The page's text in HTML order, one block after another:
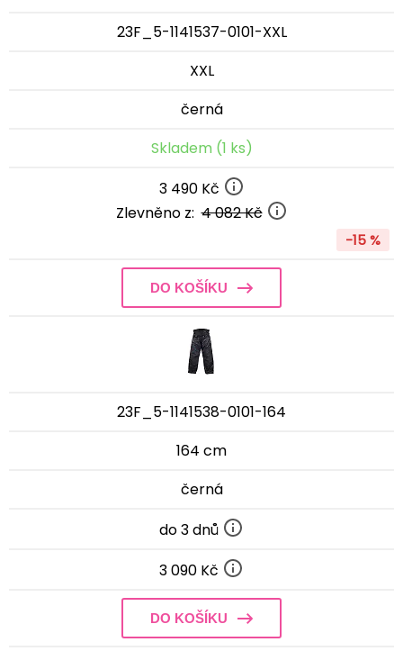
23F_5-1141537-0101-XXL
XXL
černá
Skladem (1 ks)
3 490 Kč
Zlevněno z:4 082 Kč
-15 %
DO KOŠÍKU
23F_5-1141538-0101-164
164 cm
černá
do 3 dnů
3 090 Kč
DO KOŠÍKU